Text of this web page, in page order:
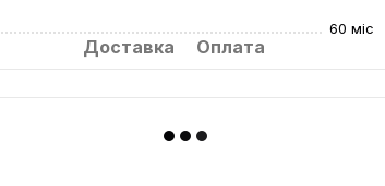
60 міс
Доставка Оплата